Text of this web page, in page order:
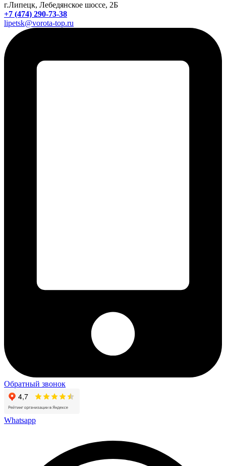
г.Липецк, Лебедянское шоссе, 2Б
+7 (474) 290-73-38
lipetsk@vorota-top.ru
Обратный звонок
Whatsapp